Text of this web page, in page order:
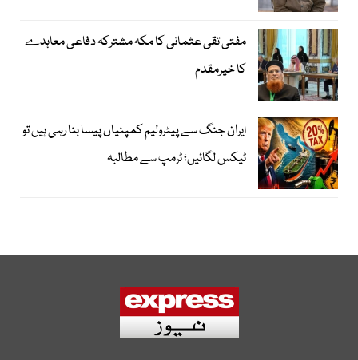
مفتی تقی عثمانی کا مکہ مشترکہ دفاعی معاہدے
کا خیرمقدم
ایران جنگ سے پیٹرولیم کمپنیاں پیسا بنا رہی ہیں تو
ٹیکس لگائیں؛ ٹرمپ سے مطالبہ